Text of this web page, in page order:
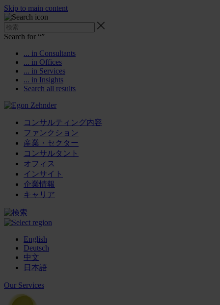
Skip to main content
Search for “”
... in Consultants
... in Offices
... in Services
... in Insights
Search all results
コンサルティング内容
ファンクション
産業・セクター
コンサルタント
オフィス
インサイト
企業情報
キャリア
English
Deutsch
中文
日本語
Our Services